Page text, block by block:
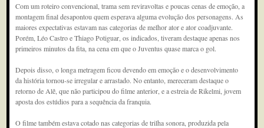
Com um roteiro convencional, trama sem reviravoltas e poucas cenas de emoção, a
montagem final desapontou quem esperava alguma evolução dos personagens. As
maiores expectativas estavam nas categorias de melhor ator e ator coadjuvante.
Porém, Léo Castro e Thiago Potiguar, os indicados, tiveram destaque apenas nos
primeiros minutos da fita, na cena em que o Juventus quase marca o gol.
Depois disso, o longa metragem ficou devendo em emoção e o desenvolvimento
da história tornou-se irregular e arrastado. No entanto, mereceram destaque o
retorno de Alê, que não participou do filme anterior, e a estreia de Rikelmi, jovem
aposta dos estúdios para a sequência da franquia.
O filme também estava cotado nas categorias de trilha sonora, produzida pela